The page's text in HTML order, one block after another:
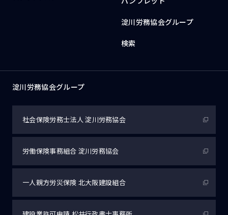
淀川労務協会グループ
検索
淀川労務協会グループ
社会保険労務士法人淀川労務協会
労働保険事務組合 淀川労務協会
一人親方労災保険 北大阪建設組合